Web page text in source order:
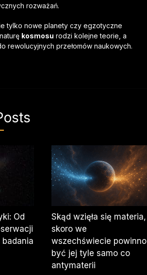
rozważań.
tylko nowe planety czy egzotyczne
kosmosu rodzi kolejne teorie, a
rewolucyjnych przełomów naukowych.
Od
badania
Skąd wzięła się materia,
skoro we
wszechświecie powinno
być jej tyle samo co
antymaterii